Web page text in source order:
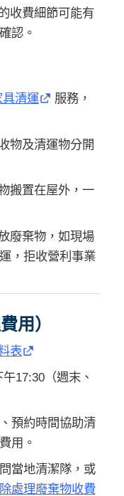
收費細節可能有
認。
清運
服務，
物及清運物分開
搬置在屋外，一
廢棄物，如現場
，拒收營利事業
用）
表
午17:30（週末、
預約時間協助清
用。
當地清潔隊，或
處理廢棄物收費